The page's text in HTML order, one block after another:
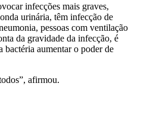
infecções mais graves,
urinária, têm infecção de
pessoas com ventilação
da gravidade da infecção, é
bactéria aumentar o poder de
afirmou.